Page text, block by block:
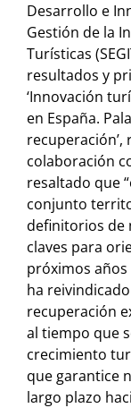
Desarrollo e
Gestión de la
Turísticas
resultados y
‘Innovación
en España.
recuperación’,
colaboración
resaltado que
conjunto
definitorios de
claves para
próximos años
ha
recuperación
al tiempo que
crecimiento
que garantice
largo plazo